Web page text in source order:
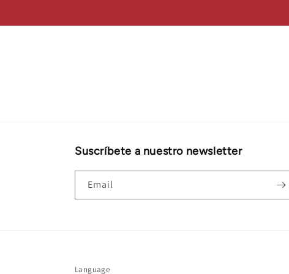
Suscríbete a nuestro newsletter
Email
Language